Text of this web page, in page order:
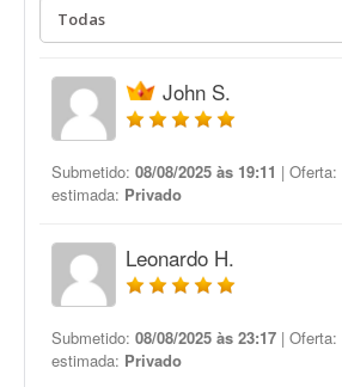
John S.
Submetido: 08/08/2025 às 19:11 | Oferta:
estimada: Privado
Leonardo H.
Submetido: 08/08/2025 às 23:17 | Oferta:
estimada: Privado